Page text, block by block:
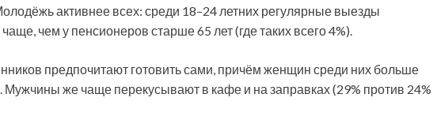
активнее всех: среди 18–24 летних регулярные выезды
чем у пенсионеров старше 65 лет (где таких всего 4%).
предпочитают готовить сами, причём женщин среди них больше
Мужчины же чаще перекусывают в кафе и на заправках (29% против 24%